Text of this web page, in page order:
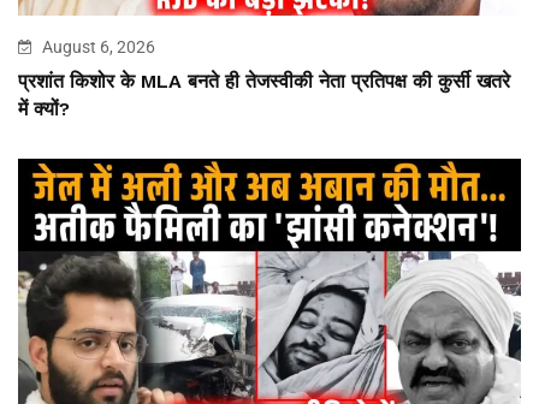
August 6, 2026
प्रशांत किशोर के MLA बनते ही तेजस्वीकी नेता प्रतिपक्ष की कुर्सी खतरे
में क्यों?